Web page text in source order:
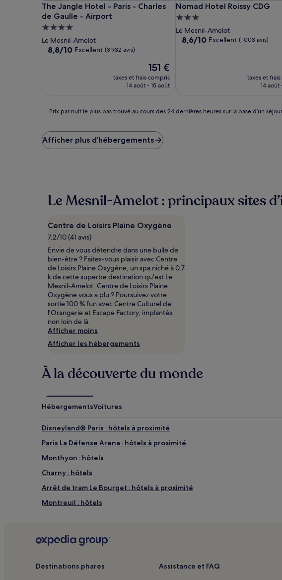
The Jangle Hotel - Paris - Charles
de Gaulle - Airport
The Jangle Hotel - Paris - Charles de Gaulle - Airport
Hébergement
4.0 étoiles
Le Mesnil-Amelot
8.8
8,8/10 Excellent (3 932 avis)
Le
nouveau
prix
151 €
151 €
taxes et frais compris
14 août - 15 août
Nomad Hotel Roissy CDG
Nomad Hotel Roissy CDG
Hébergement
3.0 étoiles
Le Mesnil-Amelot
8.6
8,6/10 Excellent (1 003 avis)
taxes et
14 août
Prix
nuit
le
plus
24 dernières
base
d’un
séjour
d’une
nuit
pour
2 adultes.
Les
prix
disponibilité
sont
changer.
Des
supplémentaires
peuvent
Prix par nuit le plus bas trouvé au cours des 24 dernières heures sur la base d’un
Afficher plus d’hébergements
Le Mesnil-Amelot : principaux sites
Centre de Loisirs Plaine Oxygène
7.2/10 (41 avis)
Envie de vous détendre dans une bulle de
bien-être ? Faites-vous plaisir avec Centre
de Loisirs Plaine Oxygène, un spa niché à 0,7
k de cette superbe destination qu'est Le
Mesnil-Amelot. Centre de Loisirs Plaine
Oxygène vous a plu ? Poursuivez votre
sortie 100 % fun avec Centre Culturel de
l'Orangerie et Escape Factory, implantés
non loin de là.
Afficher moins
Afficher les hébergements
À la découverte du monde
HébergementsVoitures
Disneyland® Paris : hôtels à proximité
Paris La Défense Arena : hôtels à proximité
Monthyon : hôtels
Charny : hôtels
Arrêt de tram Le Bourget : hôtels à proximité
Montreuil : hôtels
Chanteloup-En-Brie : hôtels
Accor Arena : hôtels à proximité
Destinations phares Assistance et FAQ